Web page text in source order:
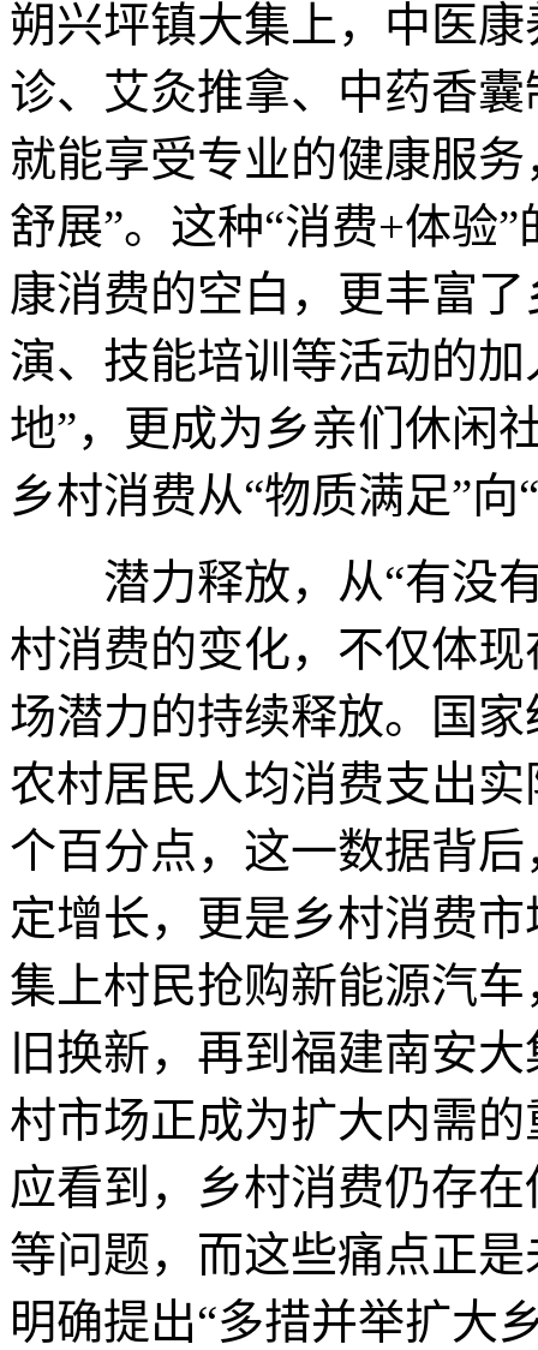
朔兴坪镇大集上，中医
诊、艾灸推拿、中药香
就能享受专业的健康服
舒展”。这种“消费+体验
康消费的空白，更丰富
演、技能培训等活动的
地”，更成为乡亲们休闲
乡村消费从“物质满足”向
潜力释放，从“有没有
村消费的变化，不仅体
场潜力的持续释放。国
农村居民人均消费支出
个百分点，这一数据背
定增长，更是乡村消费
集上村民抢购新能源汽
旧换新，再到福建南安
村市场正成为扩大内需
应看到，乡村消费仍存
等问题，而这些痛点正
明确提出“多措并举扩大